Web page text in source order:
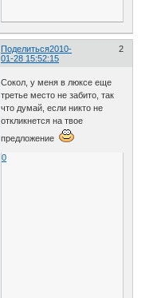
Поделиться 2
2010-
01-28 15:52:15
Сокол, у меня в люксе еще
третье место не забито, так
что думай, если никто не
откликнется на твое
предложение
0